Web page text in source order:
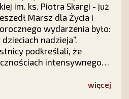
im. ks. Piotra Skargi - już
Marsz dla Życia i
wydarzenia było:
nadzieja”.
podkreślali, że
intensywnego
więcej